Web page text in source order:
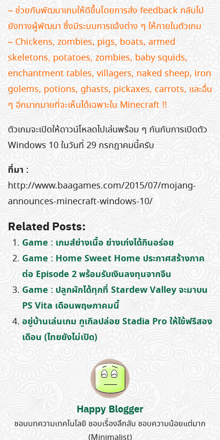
Search
– ช่วยกันพัฒนาเกมให้ดีขึ้นโดยการส่ง feedback กลับไป
ยังทางผู้พัฒนา ซึ่งมีระบบการแจ้งต่าง ๆ ให้ภายในตัวเกม
– Chickens, zombies, pigs, boats, armed
skeletons, potatoes, zombies, baby squids,
enchantment tables, villagers, naked sheep, iron
golems, potions, ghasts, pickaxes, carrots, และอื่น
ๆ อีกมากมายที่จะเห็นได้เฉพาะใน Minecraft !!
ตัวเกมจะเปิดให้ดาวน์โหลดไปเล่นพร้อม ๆ กันกับการเปิดตัว
Windows 10 ในวันที่ 29 กรกฎาคมนี้ครับ
ที่มา :
http://www.baagames.com/2015/07/mojang-
announces-minecraft-windows-10/
Related Posts:
Game : เกมส์ย่างเนื้อ ย่างเก่งได้กินอร่อย
Game : Home Sweet Home ประกาศสร้างภาค
ต่อ Episode 2 พร้อมรับเงินลงทุนจากจีน
Game : ปลูกผักได้ทุกที่ Stardew Valley จะมาบน
PS Vita เดือนพฤษภาคมนี้
อยู่บ้านเล่นเกม กูเกิลปล่อย Stadia Pro ให้ใช้ฟรีสอง
เดือน (ไทยยังไม่เปิด)
Happy Blogger
ชอบบทความเทคโนโลยี ชอบเรื่องลึกลับ ชอบความน้อยแต่มาก
(Minimalist)